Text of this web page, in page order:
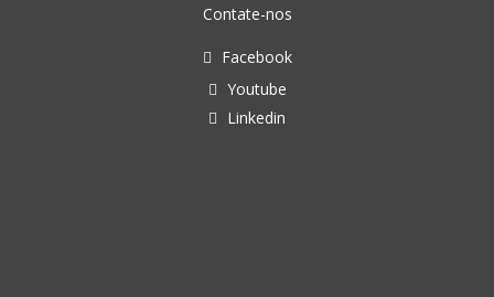
Contate-nos
Facebook
Youtube
Linkedin